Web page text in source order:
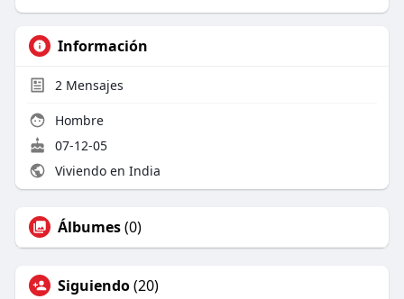
Información
2 Mensajes
Hombre
07-12-05
Viviendo en India
Álbumes(0)
Siguiendo(20)